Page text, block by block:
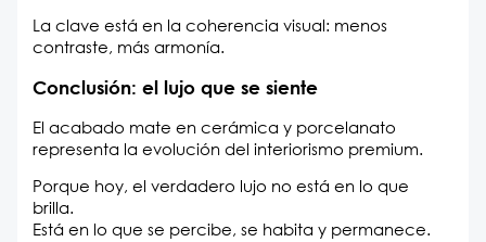
La clave está en la coherencia visual: menos
contraste, más armonía.
Conclusión: el lujo que se siente
El acabado mate en cerámica y porcelanato
representa la evolución del interiorismo premium.
Porque hoy, el verdadero lujo no está en lo que
brilla.
Está en lo que se percibe, se habita y permanece.